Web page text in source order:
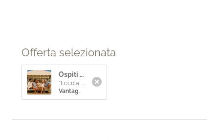
Richiesta
Prenotazione
Offerta selezionata
Ospiti della casa -10%
“Eccola, finalmente” sussurra Elena, mentre attraversa il sentiero nel verde verso il Bagno Acacia. Marco la segue con il sorriso di chi sa già cosa lo aspetta: la
Vantaggio